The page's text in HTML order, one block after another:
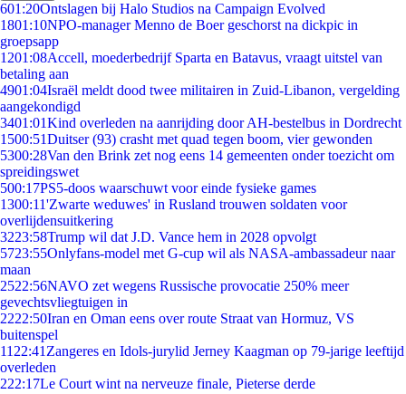
601:20Ontslagen bij Halo Studios na Campaign Evolved
1801:10NPO-manager Menno de Boer geschorst na dickpic in
groepsapp
1201:08Accell, moederbedrijf Sparta en Batavus, vraagt uitstel van
betaling aan
4901:04Israël meldt dood twee militairen in Zuid-Libanon, vergelding
aangekondigd
3401:01Kind overleden na aanrijding door AH-bestelbus in Dordrecht
1500:51Duitser (93) crasht met quad tegen boom, vier gewonden
5300:28Van den Brink zet nog eens 14 gemeenten onder toezicht om
spreidingswet
500:17PS5-doos waarschuwt voor einde fysieke games
1300:11'Zwarte weduwes' in Rusland trouwen soldaten voor
overlijdensuitkering
3223:58Trump wil dat J.D. Vance hem in 2028 opvolgt
5723:55Onlyfans-model met G-cup wil als NASA-ambassadeur naar
maan
2522:56NAVO zet wegens Russische provocatie 250% meer
gevechtsvliegtuigen in
2222:50Iran en Oman eens over route Straat van Hormuz, VS
buitenspel
11 22:41 Zangeres en Idols-jurylid Jerney Kaagman op 79-jarige leeftijd
overleden
222:17Le Court wint na nerveuze finale, Pieterse derde